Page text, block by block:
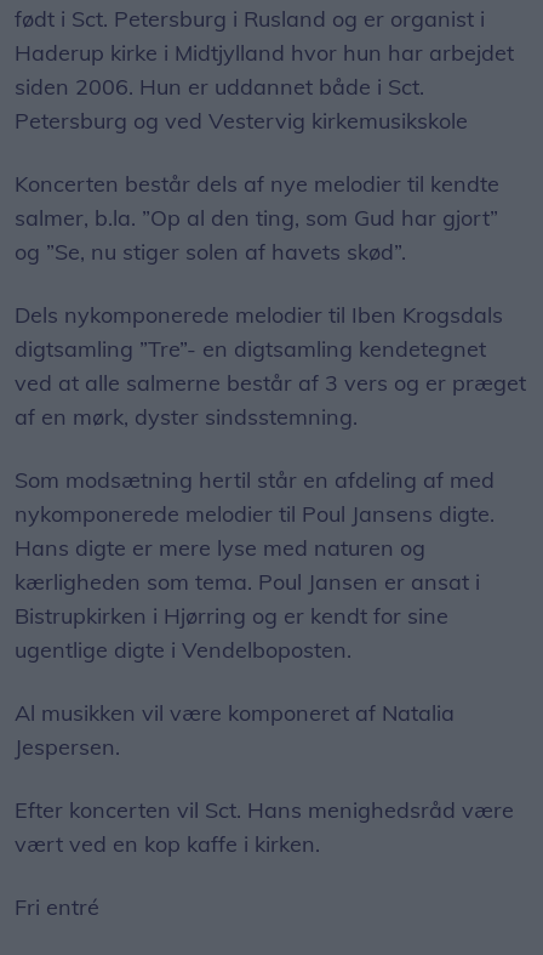
født i Sct. Petersburg i Rusland og er organist i
Haderup kirke i Midtjylland hvor hun har arbejdet
siden 2006. Hun er uddannet både i Sct.
Petersburg og ved Vestervig kirkemusikskole
Koncerten består dels af nye melodier til kendte
salmer, b.la. ”Op al den ting, som Gud har gjort”
og ”Se, nu stiger solen af havets skød”.
Dels nykomponerede melodier til Iben Krogsdals
digtsamling ”Tre”- en digtsamling kendetegnet
ved at alle salmerne består af 3 vers og er præget
af en mørk, dyster sindsstemning.
Som modsætning hertil står en afdeling af med
nykomponerede melodier til Poul Jansens digte.
Hans digte er mere lyse med naturen og
kærligheden som tema. Poul Jansen er ansat i
Bistrupkirken i Hjørring og er kendt for sine
ugentlige digte i Vendelboposten.
Al musikken vil være komponeret af Natalia
Jespersen.
Efter koncerten vil Sct. Hans menighedsråd være
vært ved en kop kaffe i kirken.
Fri entré